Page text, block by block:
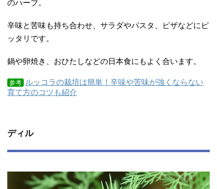
のハーブ。
辛味と苦味も持ち合わせ、サラダやパスタ、ピザなどにピ
ッタリです。
鍋や卵焼き、おひたしなどの日本食にもよく合います。
参考
ルッコラの栽培は簡単！辛味や苦味が強くならない
育て方のコツも紹介
ディル